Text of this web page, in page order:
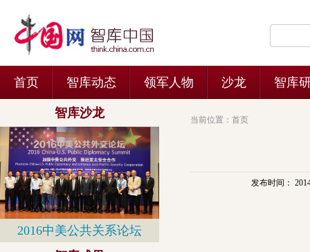
当前位置： 首页
发布时间：